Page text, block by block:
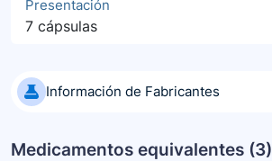
Presentación
7 cápsulas
Información de Fabricantes
Medicamentos equivalentes (3)